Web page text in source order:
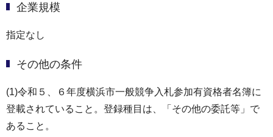
企業規模
指定なし
その他の条件
(1)令和５、６年度横浜市一般競争入札参加有資格者名簿に
登載されていること。登録種目は、「その他の委託等」で
あること。